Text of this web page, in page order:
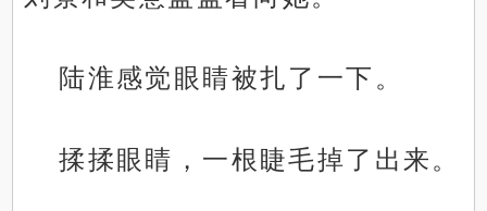
陆淮感觉眼睛被扎了一下。
揉揉眼睛，一根睫毛掉了出来。